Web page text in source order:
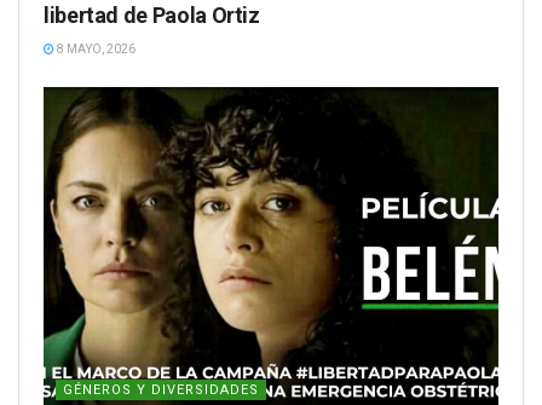
libertad de Paola Ortiz
8 MAYO, 2026
GÉNEROS Y DIVERSIDADES